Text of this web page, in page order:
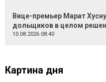
Вице-премьер Марат
дольщиков в целом
10.08.2026 08:40
Картина дня